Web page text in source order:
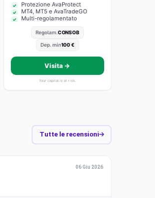
Protezione AvaProtect
MT4, MT5 e AvaTradeGO
Multi-regolamentato
Regolam.CONSOB
Dep. min100 €
Visita →
Your capital is at risk.
Tutte le recensioni
06 Giu 2026